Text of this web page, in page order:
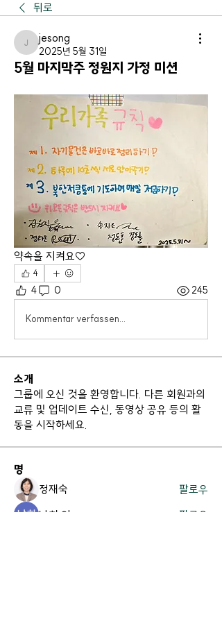
뒤로
jesong
jesong
2025년 5월 31일
5월 마지막주 정원지 가정 미션
약속을 지켜요♡
4
4 0 245
Kommentar verfassen...
소개
그룹에 오신 것을 환영합니다. 다른 회원과의
교류 및 업데이트 수신, 동영상 공유 등의 활
동을 시작하세요.
명
정재숙
팔로우
남희 이
팔로우